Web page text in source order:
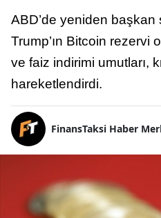
ABD’de yeniden başkan
Trump’ın Bitcoin rezervi
ve faiz indirimi umutları,
hareketlendirdi.
FinansTaksi Haber